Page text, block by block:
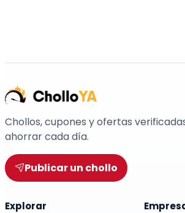
Chollos, cupones y ofertas
ahorrar cada día.
Publicar un chollo
Explorar